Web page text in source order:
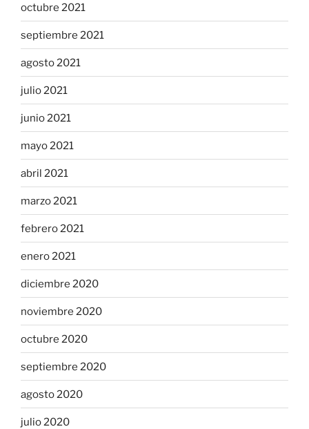
octubre 2021
septiembre 2021
agosto 2021
julio 2021
junio 2021
mayo 2021
abril 2021
marzo 2021
febrero 2021
enero 2021
diciembre 2020
noviembre 2020
octubre 2020
septiembre 2020
agosto 2020
julio 2020